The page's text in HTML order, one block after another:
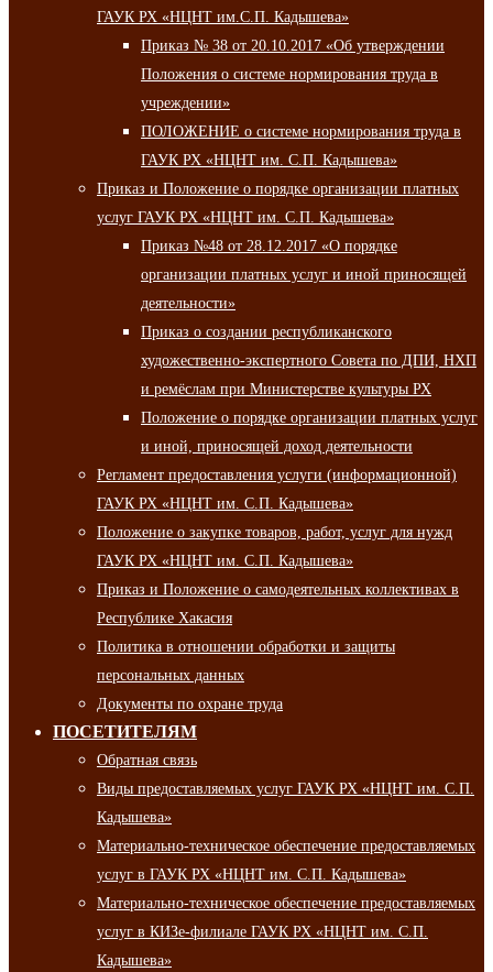
ГАУК РХ «НЦНТ им.С.П. Кадышева»
Приказ № 38 от 20.10.2017 «Об утверждении
Положения о системе нормирования труда в
учреждении»
ПОЛОЖЕНИЕ о системе нормирования труда в
ГАУК РХ «НЦНТ им. С.П. Кадышева»
Приказ и Положение о порядке организации платных
услуг ГАУК РХ «НЦНТ им. С.П. Кадышева»
Приказ №48 от 28.12.2017 «О порядке
организации платных услуг и иной приносящей
деятельности»
Приказ о создании республиканского
художественно-экспертного Совета по ДПИ, НХП
и ремёслам при Министерстве культуры РХ
Положение о порядке организации платных услуг
и иной, приносящей доход деятельности
Регламент предоставления услуги (информационной)
ГАУК РХ «НЦНТ им. С.П. Кадышева»
Положение о закупке товаров, работ, услуг для нужд
ГАУК РХ «НЦНТ им. С.П. Кадышева»
Приказ и Положение о самодеятельных коллективах в
Республике Хакасия
Политика в отношении обработки и защиты
персональных данных
Документы по охране труда
ПОСЕТИТЕЛЯМ
Обратная связь
Виды предоставляемых услуг ГАУК РХ «НЦНТ им. С.П.
Кадышева»
Материально-техническое обеспечение предоставляемых
услуг в ГАУК РХ «НЦНТ им. С.П. Кадышева»
Материально-техническое обеспечение предоставляемых
услуг в КИЗе-филиале ГАУК РХ «НЦНТ им. С.П.
Кадышева»